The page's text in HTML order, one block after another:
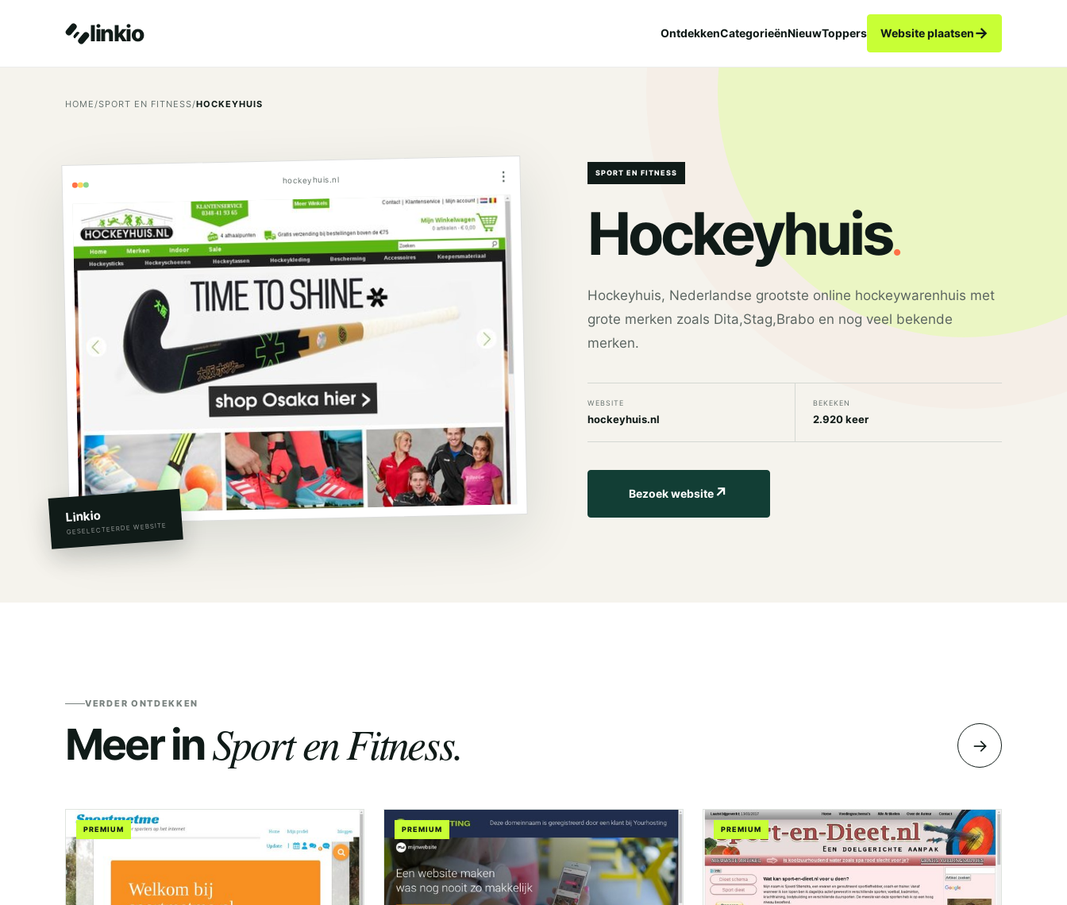
linkio OntdekkenCategorieënNieuwToppers Website plaatsen→
HOME/SPORT EN FITNESS/HOCKEYHUIS
hockeyhuis.nl ⋮
Linkio
GESELECTEERDE WEBSITE
SPORT EN FITNESS
Hockeyhuis.
Hockeyhuis, Nederlandse grootste online hockeywarenhuis met
grote merken zoals Dita,Stag,Brabo en nog veel bekende
merken.
WEBSITE
hockeyhuis.nl
BEKEKEN
2.920 keer
Bezoek website↗
VERDER ONTDEKKEN
Meer inSport en Fitness. →
PREMIUM PREMIUM PREMIUM